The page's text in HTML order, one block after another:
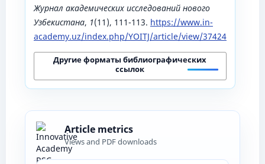
Журнал академических исследований нового
Узбекистана, 1(11), 111-113. https://www.in-
academy.uz/index.php/YOITJ/article/view/37424
Другие форматы библиографических
ссылок
Article metrics
Views and PDF downloads